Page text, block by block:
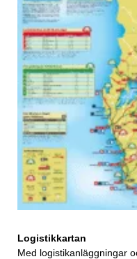
Logistikkartan
Med logistikanläggningar